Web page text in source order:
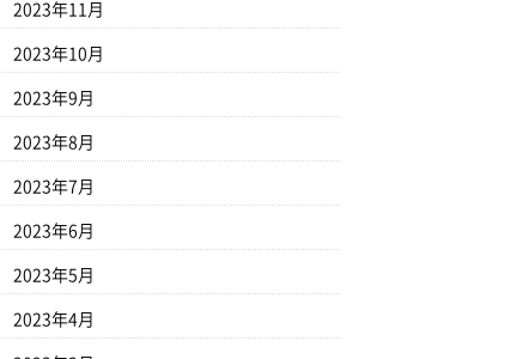
2023年11月
2023年10月
2023年9月
2023年8月
2023年7月
2023年6月
2023年5月
2023年4月